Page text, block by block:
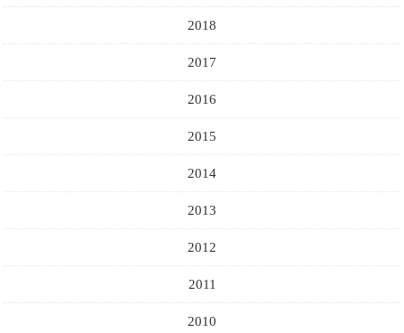
2018
2017
2016
2015
2014
2013
2012
2011
2010